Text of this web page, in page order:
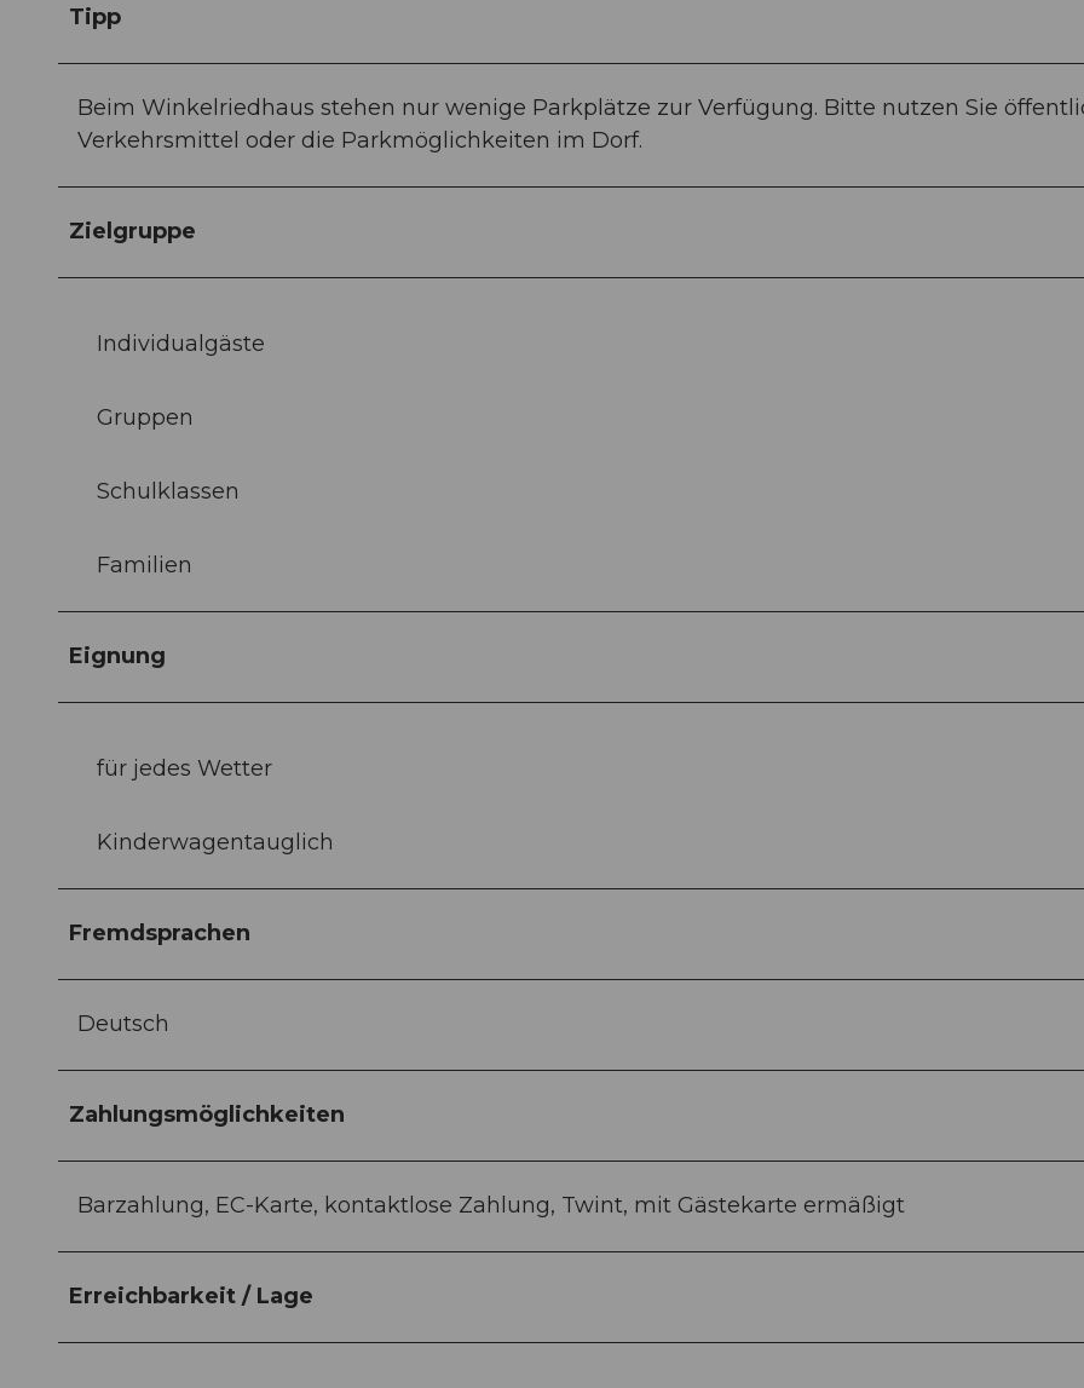
Tipp
Beim Winkelriedhaus stehen nur wenige Parkplätze zur Verfügung. Bitte nutzen Sie
Verkehrsmittel oder die Parkmöglichkeiten im Dorf.
Zielgruppe
Individualgäste
Gruppen
Schulklassen
Familien
Eignung
für jedes Wetter
Kinderwagentauglich
Fremdsprachen
Deutsch
Zahlungsmöglichkeiten
Barzahlung, EC-Karte, kontaktlose Zahlung, Twint, mit Gästekarte ermäßigt
Erreichbarkeit / Lage